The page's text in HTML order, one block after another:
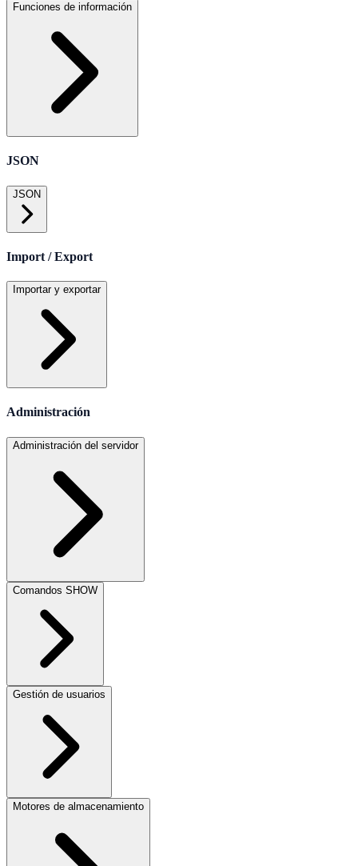
Funciones de información
JSON
JSON
Import / Export
Importar y exportar
Administración
Administración del servidor
Comandos SHOW
Gestión de usuarios
Motores de almacenamiento